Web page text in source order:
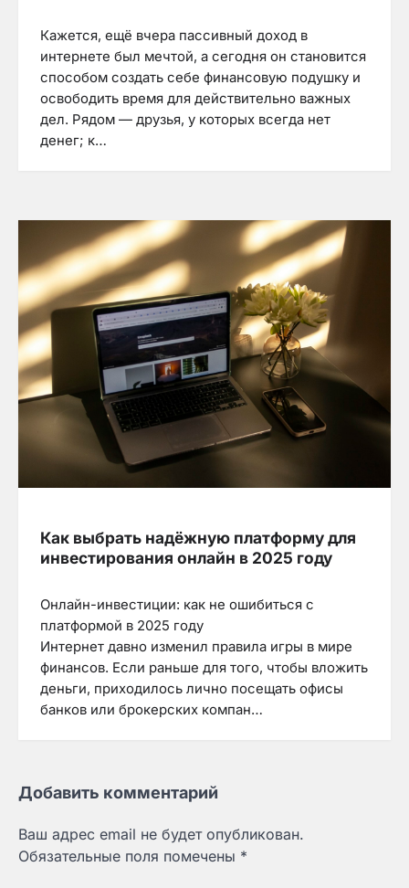
Кажется, ещё вчера пассивный доход в
интернете был мечтой, а сегодня он становится
способом создать себе финансовую подушку и
освободить время для действительно важных
дел. Рядом — друзья, у которых всегда нет
денег; к…
Как выбрать надёжную платформу для
инвестирования онлайн в 2025 году
Онлайн-инвестиции: как не ошибиться с
платформой в 2025 году
Интернет давно изменил правила игры в мире
финансов. Если раньше для того, чтобы вложить
деньги, приходилось лично посещать офисы
банков или брокерских компан…
Добавить комментарий
Ваш адрес email не будет опубликован.
Обязательные поля помечены *